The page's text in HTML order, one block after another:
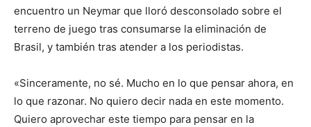
encuentro un Neymar que lloró desconsolado sobre el
terreno de juego tras consumarse la eliminación de
Brasil, y también tras atender a los periodistas.
«Sinceramente, no sé. Mucho en lo que pensar ahora, en
lo que razonar. No quiero decir nada en este momento.
Quiero aprovechar este tiempo para pensar en la